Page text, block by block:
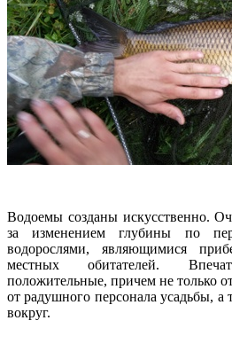
Водоемы созданы искусственно.
за изменением глубины по
водорослями, являющимися
местных обитателей.
положительные, причем не только
от радушного персонала усадьбы, а
вокруг.